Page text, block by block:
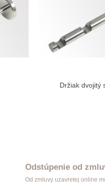
Zobraziť
Držiak dvojitý
Odstúpenie od
Od zmluvy uzavretej online